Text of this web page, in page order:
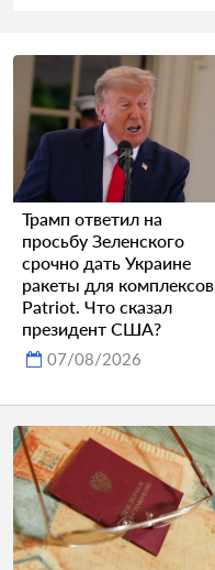
Трамп ответил на
просьбу Зеленского
срочно дать Украине
ракеты для комплексов
Patriot. Что сказал
президент США?
07/08/2026